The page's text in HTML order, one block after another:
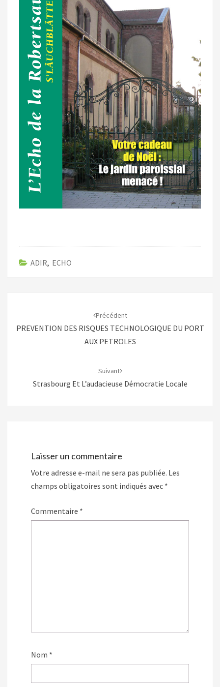
ADIR, ECHO
Précédent
PREVENTION DES RISQUES TECHNOLOGIQUE DU PORT
AUX PETROLES
Suivant
Strasbourg Et L’audacieuse Démocratie Locale
Laisser un commentaire
Votre adresse e-mail ne sera pas publiée. Les
champs obligatoires sont indiqués avec *
Commentaire *
Nom *